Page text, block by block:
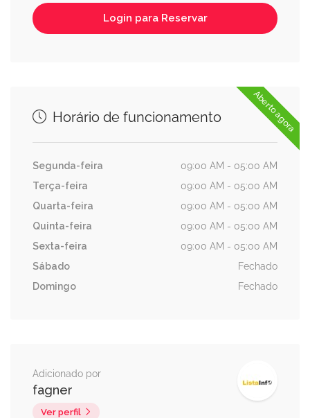
Login para Reservar
Aberto agora
Horário de funcionamento
Segunda-feira
09:00 AM - 05:00 AM
Terça-feira
09:00 AM - 05:00 AM
Quarta-feira
09:00 AM - 05:00 AM
Quinta-feira
09:00 AM - 05:00 AM
Sexta-feira
09:00 AM - 05:00 AM
Sábado
Fechado
Domingo
Fechado
Adicionado por
fagner
Ver perfil